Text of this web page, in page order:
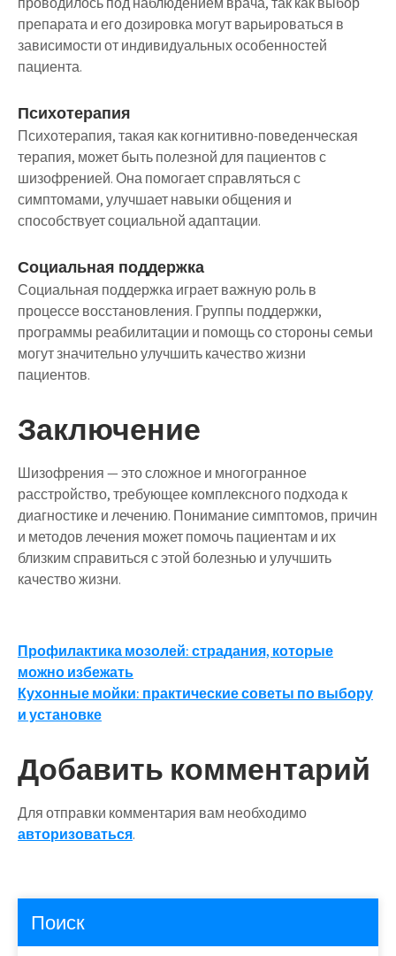
препарата и его дозировка могут варьироваться в
зависимости от индивидуальных особенностей
пациента.
Психотерапия
Психотерапия, такая как когнитивно-поведенческая
терапия, может быть полезной для пациентов с
шизофренией. Она помогает справляться с
симптомами, улучшает навыки общения и
способствует социальной адаптации.
Социальная поддержка
Социальная поддержка играет важную роль в
процессе восстановления. Группы поддержки,
программы реабилитации и помощь со стороны семьи
могут значительно улучшить качество жизни
пациентов.
Заключение
Шизофрения — это сложное и многогранное
расстройство, требующее комплексного подхода к
диагностике и лечению. Понимание симптомов, причин
и методов лечения может помочь пациентам и их
близким справиться с этой болезнью и улучшить
качество жизни.
Навигация
по
записям
Профилактика мозолей: страдания, которые
можно избежать
Кухонные мойки: практические советы по выбору
и установке
Добавить комментарий
Для отправки комментария вам необходимо
авторизоваться.
Поиск